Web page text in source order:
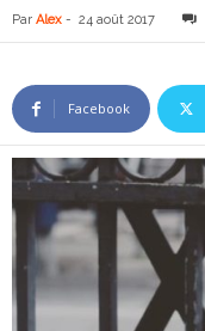
Par Alex - 24 août 2017
Facebook